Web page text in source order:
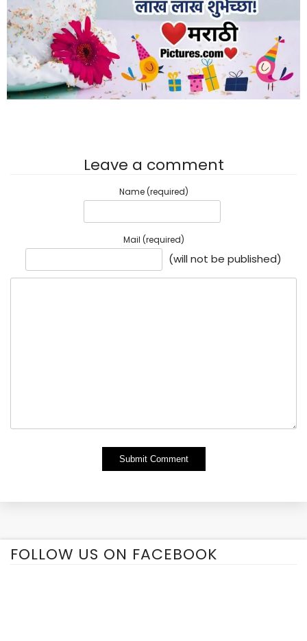
Leave a comment
Name (required)
Mail (required)
(will not be published)
FOLLOW US ON FACEBOOK